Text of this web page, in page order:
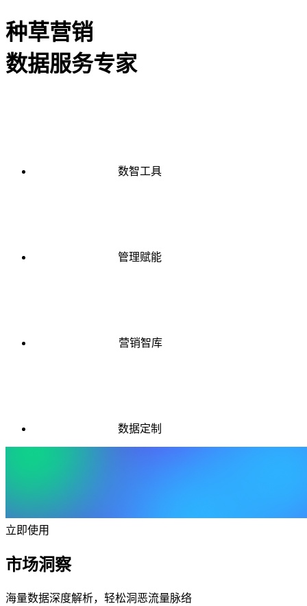
种草营销
数据服务专家
数智工具
管理赋能
营销智库
数据定制
立即使用
市场洞察
海量数据深度解析，轻松洞恶流量脉络